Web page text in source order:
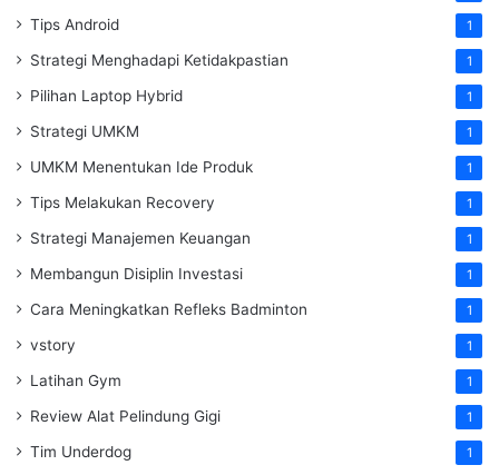
Tips Android 1
Strategi Menghadapi Ketidakpastian 1
Pilihan Laptop Hybrid 1
Strategi UMKM 1
UMKM Menentukan Ide Produk 1
Tips Melakukan Recovery 1
Strategi Manajemen Keuangan 1
Membangun Disiplin Investasi 1
Cara Meningkatkan Refleks Badminton 1
vstory 1
Latihan Gym 1
Review Alat Pelindung Gigi 1
Tim Underdog 1